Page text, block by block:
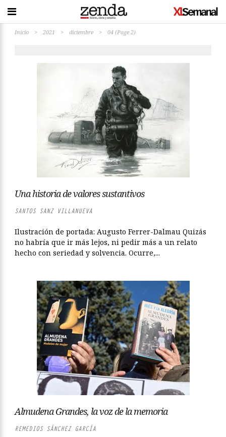
Inicio > 2021 > diciembre > 04 (Page 2)
Una historia de valores sustantivos
SANTOS SANZ VILLANUEVA
Ilustración de portada: Augusto Ferrer-Dalmau Quizás
no habría que ir más lejos, ni pedir más a un relato
hecho con seriedad y solvencia. Ocurre,...
Almudena Grandes, la voz de la memoria
REMEDIOS SÁNCHEZ GARCÍA